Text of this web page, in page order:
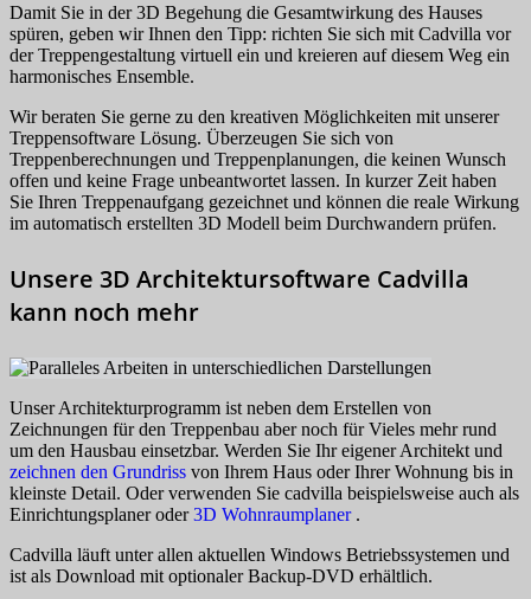
Damit Sie in der 3D Begehung die Gesamtwirkung des Hauses
spüren, geben wir Ihnen den Tipp: richten Sie sich mit Cadvilla vor
der Treppengestaltung virtuell ein und kreieren auf diesem Weg ein
harmonisches Ensemble.
Wir beraten Sie gerne zu den kreativen Möglichkeiten mit unserer
Treppensoftware Lösung. Überzeugen Sie sich von
Treppenberechnungen und Treppenplanungen, die keinen Wunsch
offen und keine Frage unbeantwortet lassen. In kurzer Zeit haben
Sie Ihren Treppenaufgang gezeichnet und können die reale Wirkung
im automatisch erstellten 3D Modell beim Durchwandern prüfen.
Unsere 3D Architektursoftware Cadvilla
kann noch mehr
Unser Architekturprogramm ist neben dem Erstellen von
Zeichnungen für den Treppenbau aber noch für Vieles mehr rund
um den Hausbau einsetzbar. Werden Sie Ihr eigener Architekt und
zeichnen den Grundriss von Ihrem Haus oder Ihrer Wohnung bis in
kleinste Detail. Oder verwenden Sie cadvilla beispielsweise auch als
Einrichtungsplaner oder3D Wohnraumplaner.
Cadvilla läuft unter allen aktuellen Windows Betriebssystemen und
ist als Download mit optionaler Backup-DVD erhältlich.